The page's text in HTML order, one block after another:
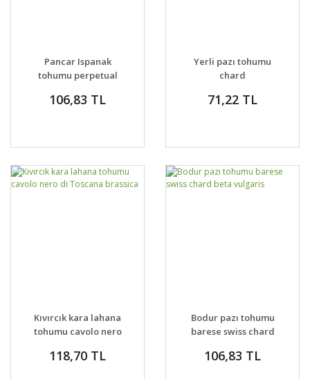
Pancar Ispanak
tohumu perpetual
106,83 TL
Yerli pazı tohumu
chard
71,22 TL
Kıvırcık kara lahana
tohumu cavolo nero
118,70 TL
Bodur pazı tohumu
barese swiss chard
106,83 TL